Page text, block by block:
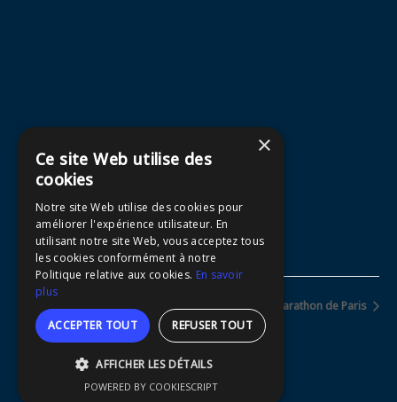
LIEU
bedoin
Bedoin, 84410 France + Google Map
Voir Lieu site web
Harmonie Mutuelle semi de Paris Marathon de Paris
×
Ce site Web utilise des
cookies
Notre site Web utilise des cookies pour
améliorer l'expérience utilisateur. En
utilisant notre site Web, vous acceptez tous
les cookies conformément à notre
Politique relative aux cookies. En savoir
plus
ACCEPTER TOUT REFUSER TOUT
AFFICHER LES DÉTAILS
POWERED BY COOKIESCRIPT